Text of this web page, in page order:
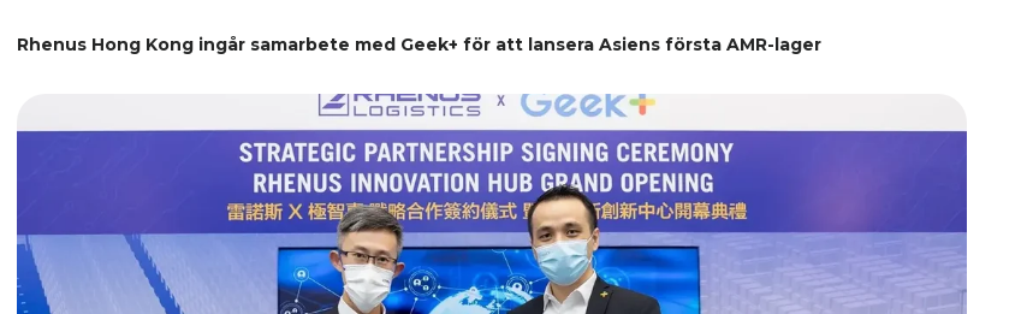
Rhenus Hong Kong ingår samarbete med Geek+ för att lansera Asiens första AMR-lager